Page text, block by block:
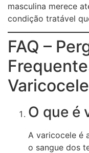
masculina merece
condição tratável
FAQ –
O que é
A varicocele é
o sangue dos